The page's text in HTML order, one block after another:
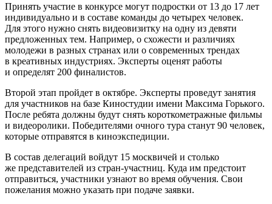
Принять участие в конкурсе могут подростки от 13 до 17 лет
индивидуально и в составе команды до четырех человек.
Для этого нужно снять видеовизитку на одну из девяти
предложенных тем. Например, о схожести и различиях
молодежи в разных странах или о современных трендах
в креативных индустриях. Эксперты оценят работы
и определят 200 финалистов.
Второй этап пройдет в октябре. Эксперты проведут занятия
для участников на базе Киностудии имени Максима Горького.
После ребята должны будут снять короткометражные фильмы
и видеоролики. Победителями очного тура станут 90 человек,
которые отправятся в киноэкспедиции.
В состав делегаций войдут 15 москвичей и столько
же представителей из стран-участниц. Куда им предстоит
отправиться, участники узнают во время обучения. Свои
пожелания можно указать при подаче заявки.